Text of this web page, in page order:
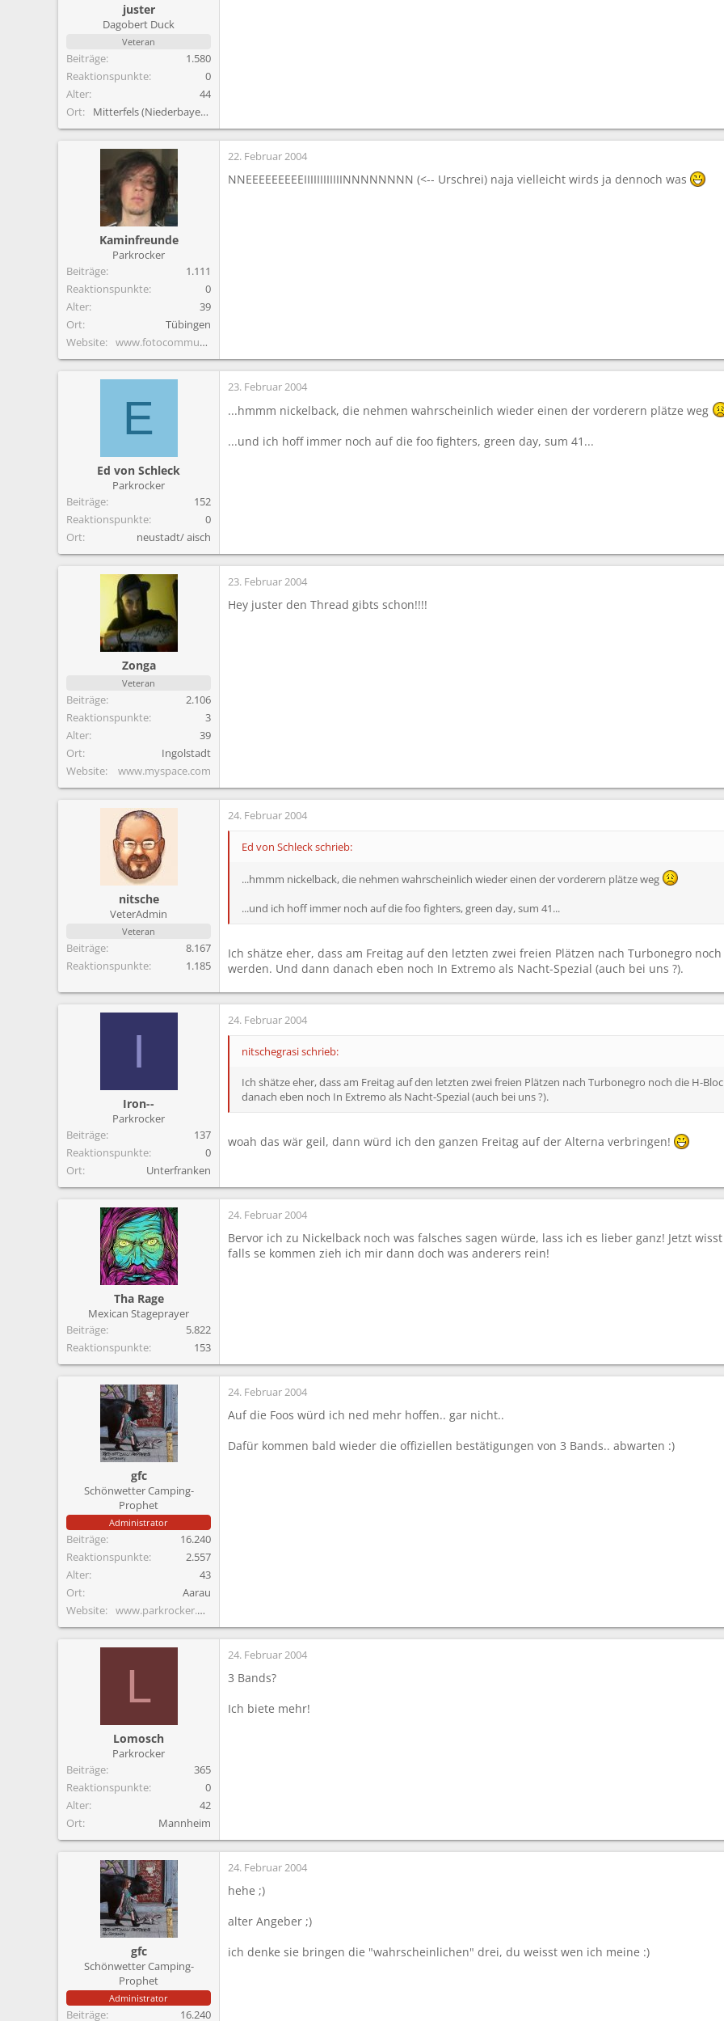
juster
Dagobert Duck
Veteran
Beiträge
1.580
Reaktionspunkte
0
Alter
44
Ort
Mitterfels (Niederbayern)
Kaminfreunde
Parkrocker
Beiträge
1.111
Reaktionspunkte
0
Alter
39
Ort
Tübingen
Website
www.fotocommunity.de
22. Februar 2004
NNEEEEEEEEEIIIIIIIIIIIINNNNNNNN (<-- Urschrei) naja vielleicht wirds ja dennoch was
E
Ed von Schleck
Parkrocker
Beiträge
152
Reaktionspunkte
0
Ort
neustadt/ aisch
23. Februar 2004
...hmmm nickelback, die nehmen wahrscheinlich wieder einen der vorderern plätze weg
...und ich hoff immer noch auf die foo fighters, green day, sum 41...
Zonga
Veteran
Beiträge
2.106
Reaktionspunkte
3
Alter
39
Ort
Ingolstadt
Website
www.myspace.com
23. Februar 2004
Hey juster den Thread gibts schon!!!!
nitsche
VeterAdmin
Veteran
Beiträge
8.167
Reaktionspunkte
1.185
24. Februar 2004
Ed von Schleck schrieb:
...hmmm nickelback, die nehmen wahrscheinlich wieder einen der vorderern plätze weg
...und ich hoff immer noch auf die foo fighters, green day, sum 41...
Ich shätze eher, dass am Freitag auf den letzten zwei freien Plätzen nach Turbonegro
werden. Und dann danach eben noch In Extremo als Nacht-Spezial (auch bei uns ?).
I
Iron--
Parkrocker
Beiträge
137
Reaktionspunkte
0
Ort
Unterfranken
24. Februar 2004
nitschegrasi schrieb:
Ich shätze eher, dass am Freitag auf den letzten zwei freien Plätzen nach Turbonegro noch die H-
danach eben noch In Extremo als Nacht-Spezial (auch bei uns ?).
woah das wär geil, dann würd ich den ganzen Freitag auf der Alterna verbringen!
Tha Rage
Mexican Stageprayer
Beiträge
5.822
Reaktionspunkte
153
24. Februar 2004
Bervor ich zu Nickelback noch was falsches sagen würde, lass ich es lieber ganz! Jetzt
falls se kommen zieh ich mir dann doch was anderers rein!
gfc
Schönwetter Camping-
Prophet
Administrator
Beiträge
16.240
Reaktionspunkte
2.557
Alter
43
Ort
Aarau
Website
www.parkrocker.net
24. Februar 2004
Auf die Foos würd ich ned mehr hoffen.. gar nicht..
Dafür kommen bald wieder die offiziellen bestätigungen von 3 Bands.. abwarten :)
L
Lomosch
Parkrocker
Beiträge
365
Reaktionspunkte
0
Alter
42
Ort
Mannheim
24. Februar 2004
3 Bands?
Ich biete mehr!
gfc
Schönwetter Camping-
Prophet
Administrator
Beiträge 16.240
24. Februar 2004
hehe ;)
alter Angeber ;)
ich denke sie bringen die "wahrscheinlichen" drei, du weisst wen ich meine :)